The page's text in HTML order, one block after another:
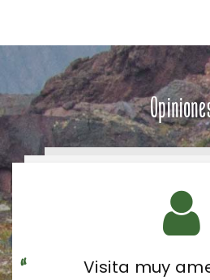
Visita muy